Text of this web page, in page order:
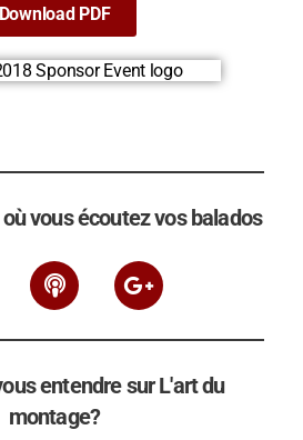
Download PDF
vous écoutez vos balados
entendre sur L'art du
montage?